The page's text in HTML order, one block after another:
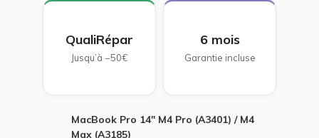
QualiRépar
Jusqu’à −50€
6 mois
Garantie incluse
MacBook Pro 14" M4 Pro (A3401) / M4
Max (A3185)